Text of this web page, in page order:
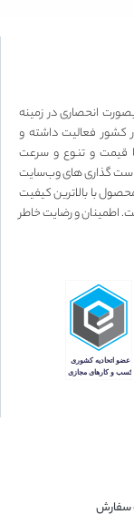
۳۶۰ از سال 1398 تا کنون بصورت انحصاری در زمینه
فعالیت داشته و
قیمت و تنوع و سرعت
گذاری های وب‌سایت
محصول با بالاترین کیفیت
اطمینان و رضایت خاطر
سفارش